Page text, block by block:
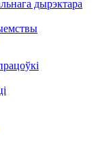
дырэктара